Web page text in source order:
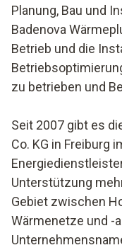
Planung, Bau und
Badenova
Betrieb und die
zu betrieben und
Seit 2007 gibt es
Co. KG in Freiburg
Unterstützung
Gebiet zwischen
Wärmenetze und -